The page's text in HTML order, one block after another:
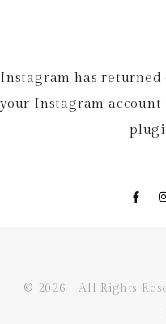
Instagram has returned
your Instagram account
© 2026 - All Rights